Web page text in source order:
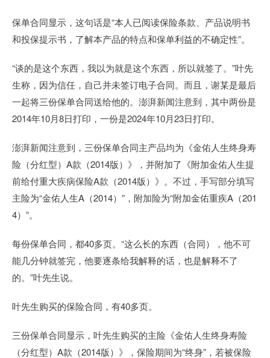
保单合同显示，这句话是“本人已阅读保险条款、产品说明书
和投保提示书，了解本产品的特点和保单利益的不确定性”。
“谈的是这个东西，我以为就是这个东西，所以就签了。”叶先
生称，因为信任，自己并未签订电子合同。而且，谢某是最后
一起将三份保单合同送给他的。澎湃新闻注意到，其中两份是
2014年10月8日打印，一份是2024年10月23日打印。
澎湃新闻注意到，三份保单合同主产品均为《金佑人生终身寿
险（分红型）A款（2014版）》，并附加了《附加金佑人生提
前给付重大疾病保险A款（2014版）》。不过，手写部分填写
主险为“金佑人生A（2014）”，附加险为“附加金佑重疾A（201
4）”。
每份保单合同，都40多页。“这么长的东西（合同），他不可
能几分钟就签完，他要逐条给我解释的话，也是解释不了
的。”叶先生说。
叶先生购买的保险合同，有40多页。
三份保单合同显示，叶先生购买的主险《金佑人生终身寿险
（分红型）A款（2014版）》，保险期间为“终身”，若被保险